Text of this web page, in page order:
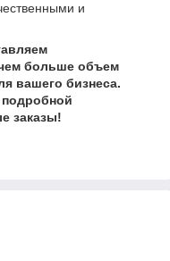
и
больше объем
вашего бизнеса.
заказы!